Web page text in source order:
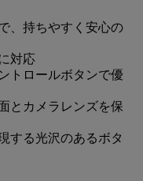
、持ちやすく安心の
対応
トロールボタンで優
とカメラレンズを保
する光沢のあるボタ